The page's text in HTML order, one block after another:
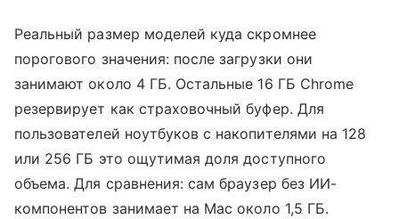
Реальный размер моделей куда скромнее
порогового значения: после загрузки они
занимают около 4 ГБ. Остальные 16 ГБ Chrome
резервирует как страховочный буфер. Для
пользователей ноутбуков с накопителями на 128
или 256 ГБ это ощутимая доля доступного
объема. Для сравнения: сам браузер без ИИ-
компонентов занимает на Mac около 1,5 ГБ.